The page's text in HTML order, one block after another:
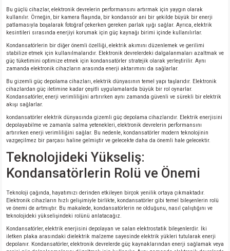
Bu güçlü cihazlar, elektronik devrelerin performansını artırmak için yaygın olarak
kullanılır. Örneğin, bir kamera flaşında, bir kondansör ani bir şekilde büyük bir enerji
patlamasıyla boşalarak fotoğraf çekerken gereken parlak ışığı sağlar. Ayrıca, elektrik
kesintileri sırasında enerjiyi korumak için güç kaynağı birimi içinde kullanılırlar.
Kondansatörlerin bir diğer önemli özelliği, elektrik akımını düzenlemek ve gerilimi
stabilize etmek için kullanılmalarıdır. Elektronik devrelerdeki dalgalanmaları azaltmak ve
güç tüketimini optimize etmek için kondansatörler stratejik olarak yerleştirilir. Aynı
zamanda elektronik cihazların arasında enerji aktarımını da sağlarlar.
Bu gizemli güç depolama cihazları, elektrik dünyasının temel yapı taşlarıdır. Elektronik
cihazlardan güç iletimine kadar çeşitli uygulamalarda büyük bir rol oynarlar.
Kondansatörler, enerji verimliliğini artırırken aynı zamanda güvenli ve sürekli bir elektrik
akışı sağlarlar.
kondansatörler elektrik dünyasında gizemli güç depolama cihazlarıdır. Elektrik enerjisini
depolayabilme ve zamanla salma yetenekleri, elektronik devrelerin performansını
artırırken enerji verimliliğini sağlar. Bu nedenle, kondansatörler modern teknolojinin
vazgeçilmez bir parçası haline gelmiştir ve gelecekte daha da önemli hale gelecektir.
Teknolojideki Yükseliş:
Kondansatörlerin Rolü ve Önemi
Teknoloji çağında, hayatımızı derinden etkileyen birçok yenilik ortaya çıkmaktadır.
Elektronik cihazların hızlı gelişimiyle birlikte, kondansatörler gibi temel bileşenlerin rolü
ve önemi de artmıştır. Bu makalede, kondansatörlerin ne olduğunu, nasıl çalıştığını ve
teknolojideki yükselişindeki rolünü anlatacağız.
Kondansatörler, elektrik enerjisini depolayan ve salan elektrostatik bileşenlerdir. İki
iletken plaka arasındaki dielektrik malzeme sayesinde elektrik yükleri tutularak enerji
depolanır. Kondansatörler, elektronik devrelerde güç kaynaklarından enerji sağlamak veya